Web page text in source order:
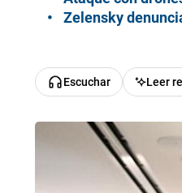
Zelensky
Escuchar Leer